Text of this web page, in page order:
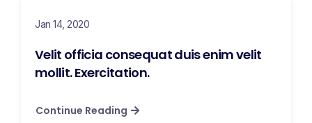
Jan 14, 2020
Velit officia consequat duis enim velit
mollit. Exercitation.
Continue Reading